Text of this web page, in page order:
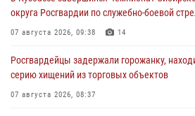
округа Росгвардии по служебно-боевой
07 августа 2026, 09:38 14
Росгвардейцы задержали горожанку,
серию хищений из торговых объектов
07 августа 2026, 08:37